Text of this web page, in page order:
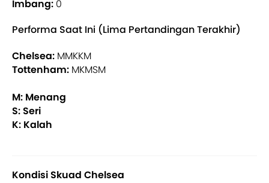
Imbang: 0
Performa Saat Ini (Lima Pertandingan Terakhir)
Chelsea: MMKKM
Tottenham: MKMSM
M: Menang
S: Seri
K: Kalah
Kondisi Skuad Chelsea